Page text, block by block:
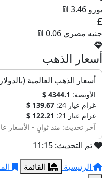
يورو 3.46 ₪
جنيه مصري 0.06 ₪
أسعار الذهب
أسعار الذهب العالمية
الأونصة: 4344.1 $
غرام عيار 24:
139.67 $
غرام عيار 21:
122.21 $
آخر تحديث: منذ ثوانٍ - الأسعار
تم التحديث: 11:15
الرئيسية
القائمة